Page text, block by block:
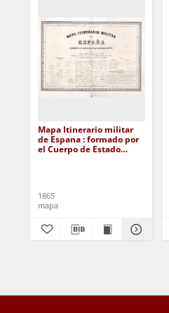
Mapa Itinerario militar
de Espana : formado por
el Cuerpo de Estado
1865
mapa